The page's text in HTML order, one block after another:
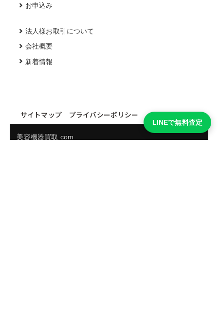
お申込み
法人様お取引について
会社概要
新着情報
サイトマップ プライバシーポリシー
美容機器買取.com
LINEで無料査定